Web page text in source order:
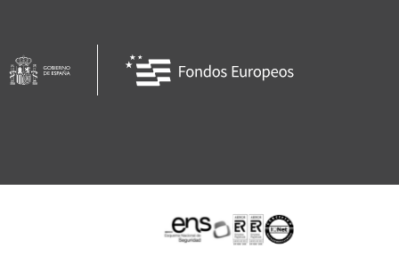
Certificaciones